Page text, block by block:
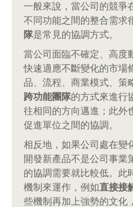
一般來說，當公司的競爭
不同功能之間的整合需求
隊是常見的協調方式。
當公司面臨不確定、高度
快速適應不斷變化的市場
品、流程、商業模式、策
跨功能團隊的方式來進行
往相同的方向邁進；此外
促進單位之間的協調。
相反地，如果公司處在變
開發新產品不是公司事業
的協調需要就比較低。此
機制來運作，例如直接接
些機制再加上強勢的文化